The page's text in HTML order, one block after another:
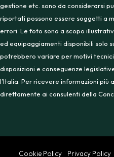
gestione etc. sono da considerarsi
riportati possono essere soggetti a
errori. Le foto sono a scopo
ed equipaggiamenti disponibili solo
potrebbero variare per motivi
disposizioni e conseguenze
l’Italia. Per ricevere informazioni
direttamente ai consulenti della
Cookie Policy Privacy Policy